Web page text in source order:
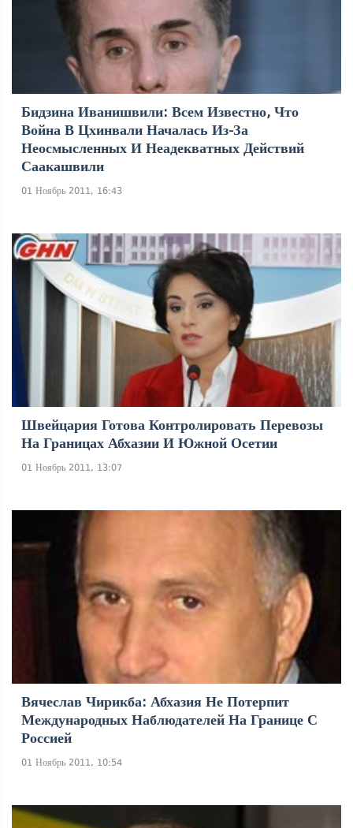
Бидзина Иванишвили: Всем Известно, Что
Война В Цхинвали Началась Из-За
Неосмысленных И Неадекватных Действий
Саакашвили
01 Ноябрь 2011, 16:43
Швейцария Готова Контролировать Перевозы
На Границах Абхазии И Южной Осетии
01 Ноябрь 2011, 13:07
Вячеслав Чирикба: Абхазия Не Потерпит
Международных Наблюдателей На Границе С
Россией
01 Ноябрь 2011, 10:54